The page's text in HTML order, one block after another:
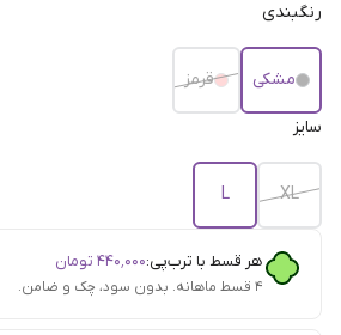
رنگبندی
مشکی قرمز
سایز
XL
L
هر قسط با ترب‌پی:۴۴۰٬۰۰۰ تومان
۴ قسط ماهانه. بدون سود، چک و ضامن.